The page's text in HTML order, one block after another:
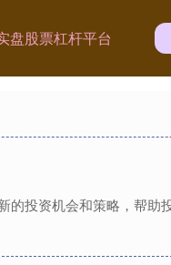
盘股票杠杆平台
投资机会和策略，帮助